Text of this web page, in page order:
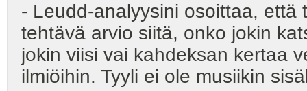
- Leudd-analyysini osoittaa, että
tehtävä arvio siitä, onko jokin
jokin viisi vai kahdeksan kertaa
ilmiöihin. Tyyli ei ole musiikin